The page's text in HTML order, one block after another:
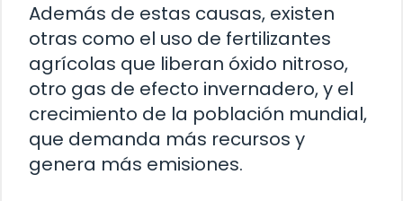
Además de estas causas, existen
otras como el uso de fertilizantes
agrícolas que liberan óxido nitroso,
otro gas de efecto invernadero, y el
crecimiento de la población mundial,
que demanda más recursos y
genera más emisiones.